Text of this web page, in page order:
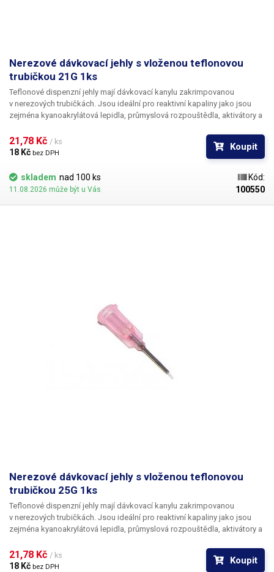
Nerezové dávkovací jehly s vloženou teflonovou
trubičkou 21G 1ks
Teflonové dispenzní jehly mají dávkovací kanylu zakrimpovanou
v nerezových trubičkách. Jsou ideální pro reaktivní kapaliny jako jsou
zejména kyanoakrylátová lepidla, průmyslová rozpouštědla, aktivátory a
vykazuje ještě lepší vlastnosti než PP. Teflonové kanyly netrpí ucpáváním
kyanoakryláty ani při nesouvislém provozu.
21,78 Kč / ks
18 Kč bez DPH
Koupit
skladem nad 100 ks
11.08.2026 může být u Vás
Kód:
100550
Nerezové dávkovací jehly s vloženou teflonovou
trubičkou 25G 1ks
Teflonové dispenzní jehly mají dávkovací kanylu zakrimpovanou
v nerezových trubičkách. Jsou ideální pro reaktivní kapaliny jako jsou
zejména kyanoakrylátová lepidla, průmyslová rozpouštědla, aktivátory a
vykazuje ještě lepší vlastnosti než PP. Teflonové kanyly netrpí ucpáváním
kyanoakryláty ani při nesouvislém provozu.
21,78 Kč / ks
18 Kč bez DPH
Koupit